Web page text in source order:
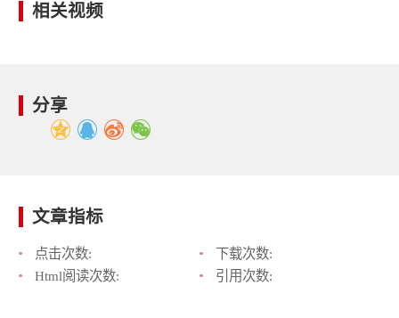
相关视频
分享
文章指标
点击次数:
下载次数:
Html阅读次数:
引用次数: